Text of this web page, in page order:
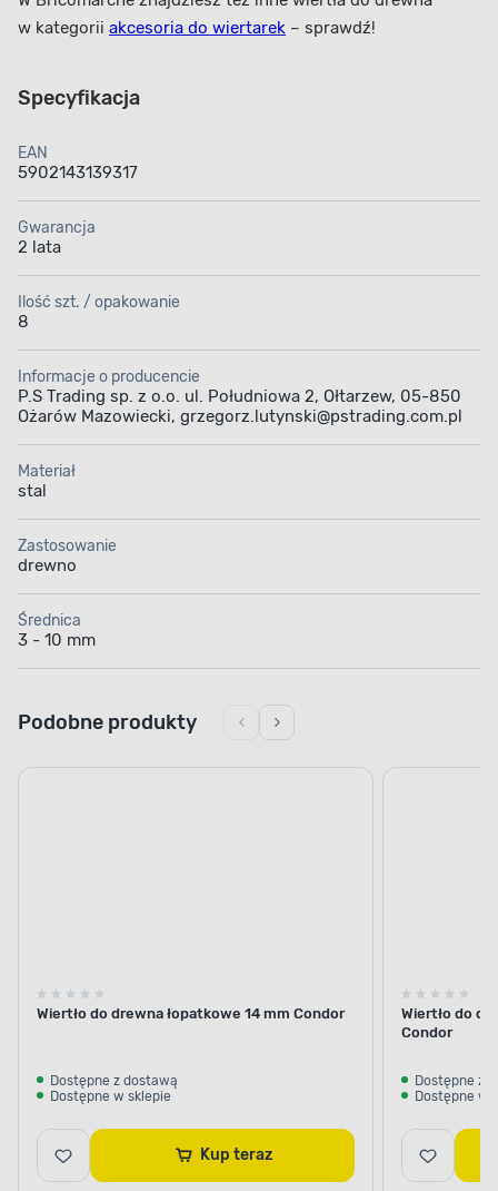
w kategorii akcesoria do wiertarek – sprawdź!
Specyfikacja
EAN
5902143139317
Gwarancja
2 lata
Ilość szt. / opakowanie
8
Informacje o producencie
P.S Trading sp. z o.o. ul. Południowa 2, Ołtarzew, 05-850
Ożarów Mazowiecki, grzegorz.lutynski@pstrading.com.pl
Materiał
stal
Zastosowanie
drewno
Średnica
3 - 10 mm
Podobne produkty
Wiertło do drewna łopatkowe 14 mm Condor
Dostępne z dostawą
Dostępne w sklepie
Kup teraz
Wiertło do
Condor
Dostępne z
Dostępne w